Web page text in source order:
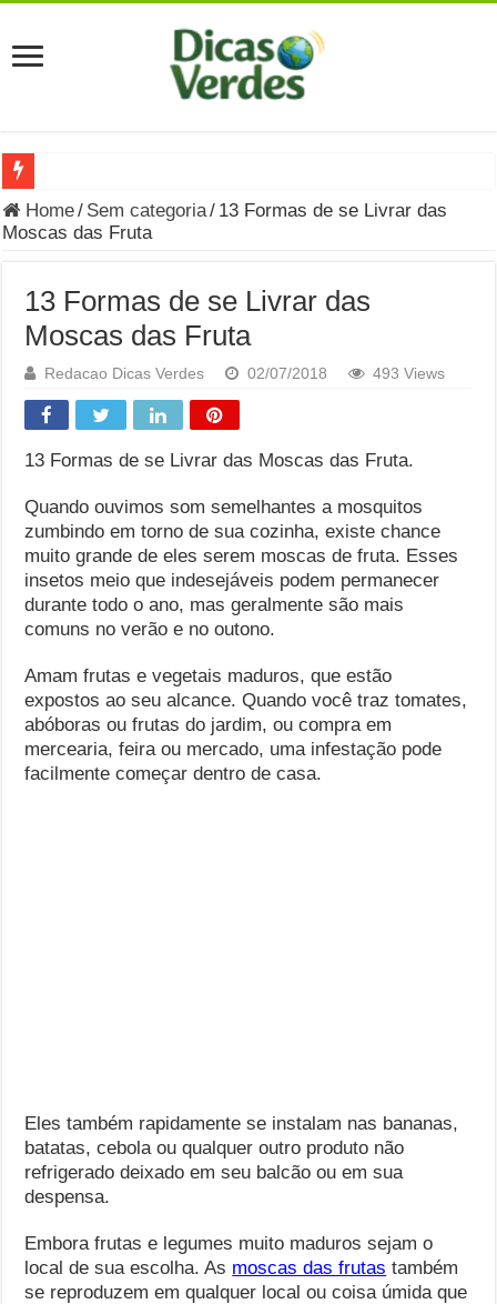
Grávida Pode Comer Pastrami? Saiba Quando o Consumo é
Você sabe o que é uma Economia Circular?
Carta Psicografada de Isabella Nardoni : O que Diz a
Grávida pode comer picles e alimentos em conserva durante
Grávida pode comer Ceviche? Entenda os riscos na gravidez
Carta Psicografada João Hélio: Revelação, Paz e a Lei do
Home/ Sem categoria/ 13 Formas de se Livrar das
Moscas das Fruta
13 Formas de se Livrar das
Moscas das Fruta
Redacao Dicas Verdes 02/07/2018 493 Views
13 Formas de se Livrar das Moscas das Fruta.
Quando ouvimos som semelhantes a mosquitos
zumbindo em torno de sua cozinha, existe chance
muito grande de eles serem moscas de fruta. Esses
insetos meio que indesejáveis podem permanecer
durante todo o ano, mas geralmente são mais
comuns no verão e no outono.
Amam frutas e vegetais maduros, que estão
expostos ao seu alcance. Quando você traz tomates,
abóboras ou frutas do jardim, ou compra em
mercearia, feira ou mercado, uma infestação pode
facilmente começar dentro de casa.
Eles também rapidamente se instalam nas bananas,
batatas, cebola ou qualquer outro produto não
refrigerado deixado em seu balcão ou em sua
despensa.
Embora frutas e legumes muito maduros sejam o
local de sua escolha. As moscas das frutas também
se reproduzem em qualquer local ou coisa úmida que